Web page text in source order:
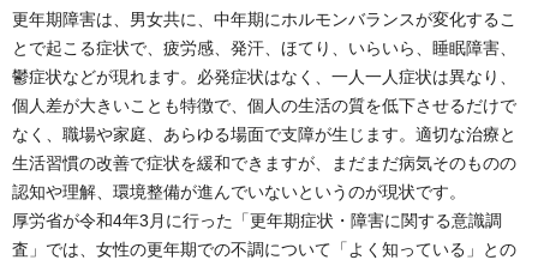
更年期障害は、男女共に、中年期にホルモンバランスが変化するこ
とで起こる症状で、疲労感、発汗、ほてり、いらいら、睡眠障害、
鬱症状などが現れます。必発症状はなく、一人一人症状は異なり、
個人差が大きいことも特徴で、個人の生活の質を低下させるだけで
なく、職場や家庭、あらゆる場面で支障が生じます。適切な治療と
生活習慣の改善で症状を緩和できますが、まだまだ病気そのものの
認知や理解、環境整備が進んでいないというのが現状です。
厚労省が令和4年3月に行った「更年期症状・障害に関する意識調
査」では、女性の更年期での不調について「よく知っている」との